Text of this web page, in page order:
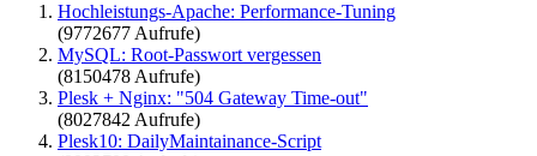
Hochleistungs-Apache: Performance-Tuning
(9772677 Aufrufe)
MySQL: Root-Passwort vergessen
(8150478 Aufrufe)
Plesk + Nginx: "504 Gateway Time-out"
(8027842 Aufrufe)
Plesk10: DailyMaintainance-Script